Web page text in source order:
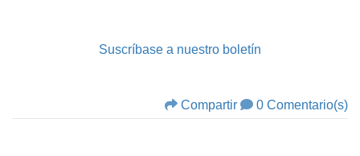
Suscríbase a nuestro boletín
Compartir 0 Comentario(s)